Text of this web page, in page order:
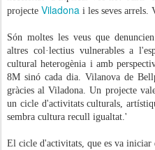
projecte Viladona i les seves arrels.
Són moltes les veus que
altres col·lectius vulnerables a
cultural heterogènia i amb
8M sinó cada dia. Vilanova de
gràcies al Viladona. Un projecte
un cicle d'activitats culturals,
sembra cultura recull igualtat.'
El cicle d'activitats, que es va iniciar